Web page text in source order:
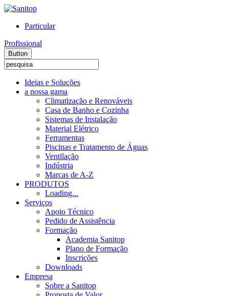
Particular
Profissional
Button
Ideias e Soluções
a nossa gama
Climatização e Renováveis
Casa de Banho e Cozinha
Sistemas de Instalação
Material Elétrico
Ferramentas
Piscinas e Tratamento de Águas
Ventilação
Indústria
Marcas de A-Z
PRODUTOS
Loading...
Serviços
Apoio Técnico
Pedido de Assistência
Formação
Academia Sanitop
Plano de Formação
Inscrições
Downloads
Empresa
Sobre a Sanitop